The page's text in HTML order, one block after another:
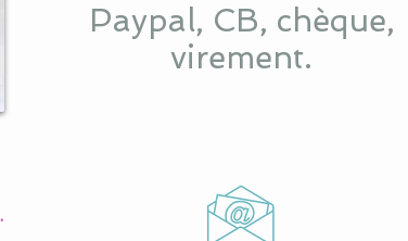
Paypal, CB, chèque,
virement.